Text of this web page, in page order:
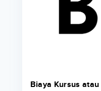
Biaya Kursus